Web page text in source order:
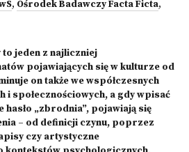
, Ośrodek Badawczy Facta Ficta,
jeden z najliczniej
pojawiających się w kulturze od
on także we współczesnych
i społecznościowych, a gdy wpisać
hasło „zbrodnia”, pojawiają się
– od definicji czynu, poprzez
czy artystyczne